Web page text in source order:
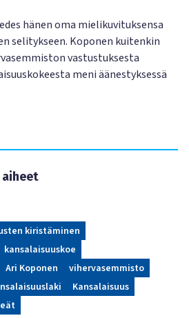
hänen oma mielikuvituksensa
selitykseen. Koponen kuitenkin
vastustuksesta
meni äänestyksessä
kiristäminen
kansalaisuuskoe
Ari Koponen
vihervasemmisto
Kansalaisuus